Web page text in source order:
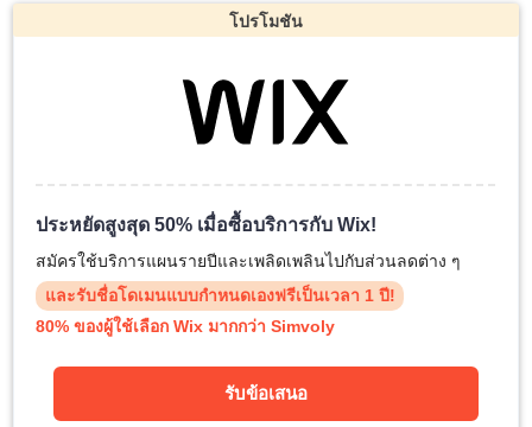
โปรโมชัน
ประหยัดสูงสุด 50% เมื่อซื้อบริการกับ Wix!
สมัครใช้บริการแผนรายปีและเพลิดเพลินไปกับส่วนลดต่าง ๆ
และรับชื่อโดเมนแบบกำหนดเองฟรีเป็นเวลา 1 ปี!
80% ของผู้ใช้เลือก Wix มากกว่า Simvoly
รับข้อเสนอ